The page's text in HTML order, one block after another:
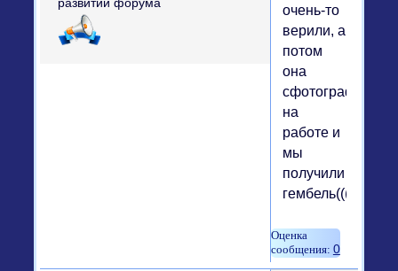
очень-то
верили, а
потом
она
на
работе и
мы
получили
гембель((((
0